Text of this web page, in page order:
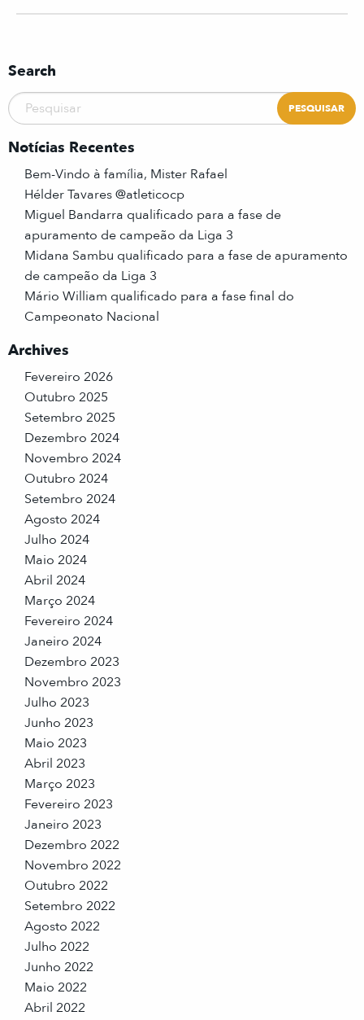
Search
Notícias Recentes
Bem-Vindo à família, Mister Rafael
Hélder Tavares @atleticocp
Miguel Bandarra qualificado para a fase de
apuramento de campeão da Liga 3
Midana Sambu qualificado para a fase de apuramento
de campeão da Liga 3
Mário William qualificado para a fase final do
Campeonato Nacional
Archives
Fevereiro 2026
Outubro 2025
Setembro 2025
Dezembro 2024
Novembro 2024
Outubro 2024
Setembro 2024
Agosto 2024
Julho 2024
Maio 2024
Abril 2024
Março 2024
Fevereiro 2024
Janeiro 2024
Dezembro 2023
Novembro 2023
Julho 2023
Junho 2023
Maio 2023
Abril 2023
Março 2023
Fevereiro 2023
Janeiro 2023
Dezembro 2022
Novembro 2022
Outubro 2022
Setembro 2022
Agosto 2022
Julho 2022
Junho 2022
Maio 2022
Abril 2022